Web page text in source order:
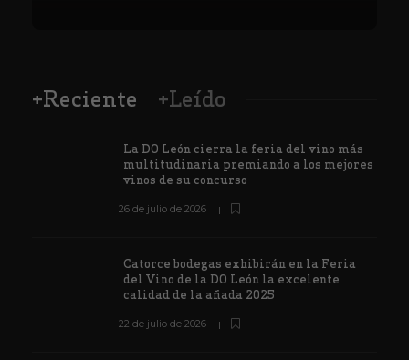
+Reciente +Leído
La DO León cierra la feria del vino más
multitudinaria premiando a los mejores
vinos de su concurso
26 de julio de 2026
Catorce bodegas exhibirán en la Feria
del Vino de la DO León la excelente
calidad de la añada 2025
22 de julio de 2026